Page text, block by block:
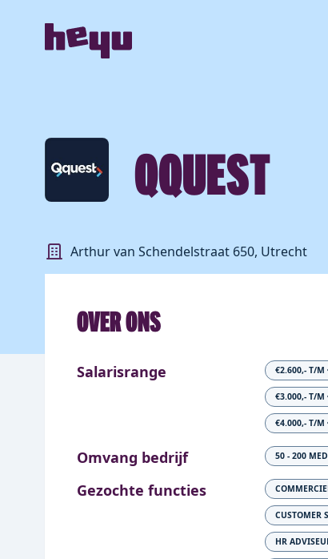
QQUEST
Arthur van Schendelstraat 650, Utrecht
OVER ONS
Salarisrange €2.600,- T/M
€3.000,- T/M
€4.000,- T/M
Omvang bedrijf 50 - 200
Gezochte functies
CUSTOMER
HR